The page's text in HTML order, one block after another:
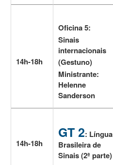
14h-18h
Oficina 5:
Sinais
internacionais
(Gestuno)
Ministrante:
Helenne
Sanderson
14h-18h
GT 2: Língua
Brasileira de
Sinais (2ª parte)